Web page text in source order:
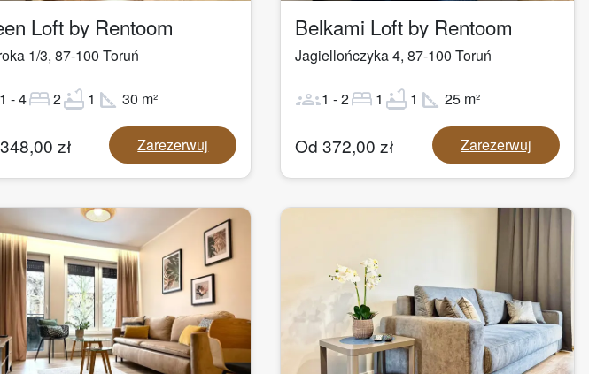
Loft by Rentoom
1/3, 87-100 Toruń
1 -4bed2bathtub 1 square_foot 30 m²
348,00 zł Zarezerwuj
Belkami Loft by Rentoom
Jagiellończyka 4,87-100 Toruń
groups1 -2bed 1 bathtub 1 square_foot25 m²
Od 372,00 zł Zarezerwuj